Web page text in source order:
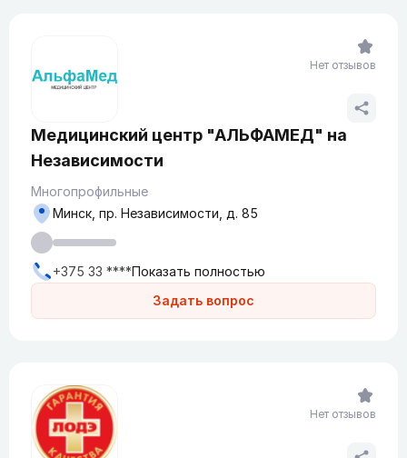
Медицинский центр "АЛЬФАМЕД" на
Независимости
Многопрофильные
Задать вопрос
Минск, пр. Независимости, д. 85
+375 33 ****Показать полностью
Нет отзывов
Нет отзывов